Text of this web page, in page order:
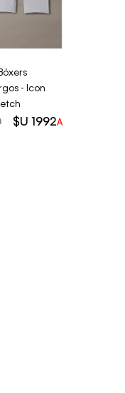
- Icon
$U 1992AHORRO DEL